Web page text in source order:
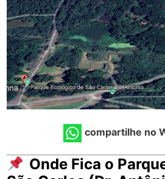
compartilhe no
Onde Fica o